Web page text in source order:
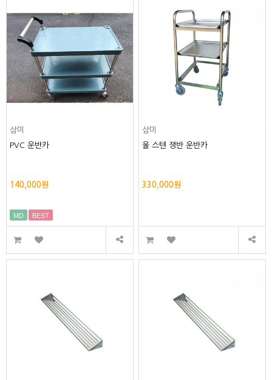
삼미
PVC 운반카
140,000원
MD BEST
삼미
올 스텐 쟁반 운반카
330,000원